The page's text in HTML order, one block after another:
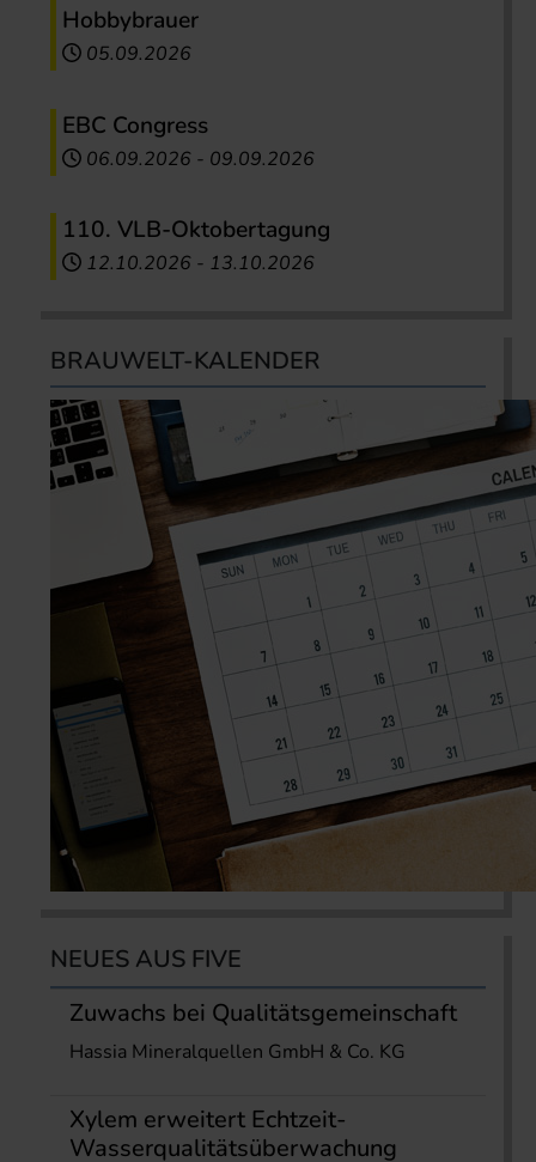
Hobbybrauer
05.09.2026
EBC Congress
06.09.2026 - 09.09.2026
110. VLB-Oktobertagung
12.10.2026 - 13.10.2026
BRAUWELT-KALENDER
NEUES AUS FIVE
Zuwachs bei Qualitätsgemeinschaft
Hassia Mineralquellen GmbH & Co. KG
Xylem erweitert Echtzeit-
Wasserqualitätsüberwachung